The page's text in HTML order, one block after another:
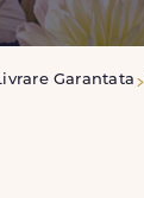
Garantata